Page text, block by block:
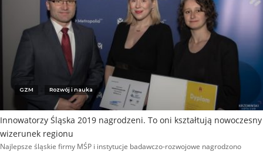
GZM Rozwój i nauka
Innowatorzy Śląska 2019 nagrodzeni. To oni kształtują nowoczesny
wizerunek regionu
Najlepsze śląskie firmy MŚP i instytucje badawczo-rozwojowe nagrodzono